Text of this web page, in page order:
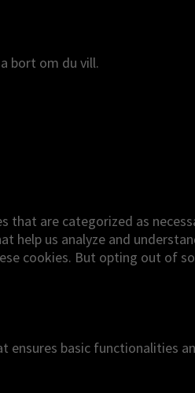
bort om du vill.
that are categorized as
us analyze and
cookies. But opting out of
ensures basic functionalities